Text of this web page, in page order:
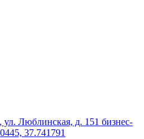
ул. Люблинская, д. 151 бизнес-
37.741791